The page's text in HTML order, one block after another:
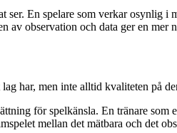
En spelare som verkar osynlig
av observation och data ger en mer
har, men inte alltid kvaliteten på
för spelkänsla. En tränare
mellan det mätbara och det